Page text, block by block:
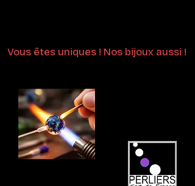
Vous êtes uniques ! Nos bijoux aussi !